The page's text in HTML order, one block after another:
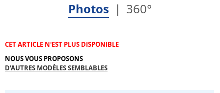
Photos 360°
CET ARTICLE N'EST PLUS DISPONIBLE
NOUS VOUS PROPOSONS
D'AUTRES MODÈLES SEMBLABLES